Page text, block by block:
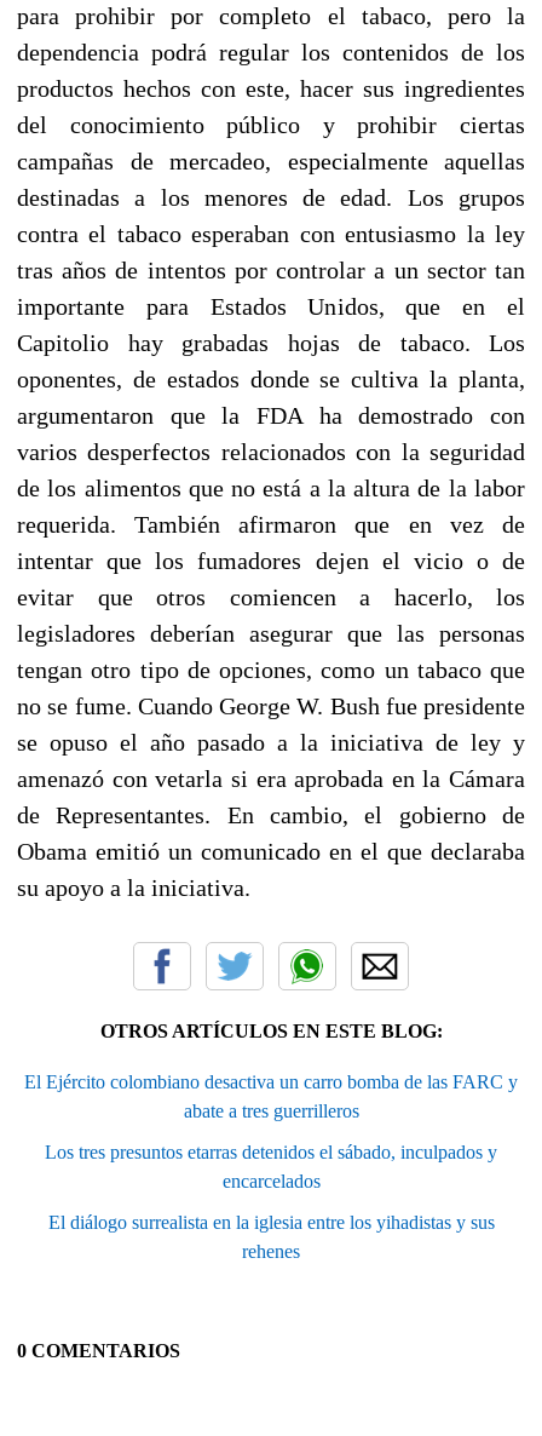
para prohibir por completo el tabaco, pero la
dependencia podrá regular los contenidos de los
productos hechos con este, hacer sus ingredientes
del conocimiento público y prohibir ciertas
campañas de mercadeo, especialmente aquellas
destinadas a los menores de edad. Los grupos
contra el tabaco esperaban con entusiasmo la ley
tras años de intentos por controlar a un sector tan
importante para Estados Unidos, que en el
Capitolio hay grabadas hojas de tabaco. Los
oponentes, de estados donde se cultiva la planta,
argumentaron que la FDA ha demostrado con
varios desperfectos relacionados con la seguridad
de los alimentos que no está a la altura de la labor
requerida. También afirmaron que en vez de
intentar que los fumadores dejen el vicio o de
evitar que otros comiencen a hacerlo, los
legisladores deberían asegurar que las personas
tengan otro tipo de opciones, como un tabaco que
no se fume. Cuando George W. Bush fue presidente
se opuso el año pasado a la iniciativa de ley y
amenazó con vetarla si era aprobada en la Cámara
de Representantes. En cambio, el gobierno de
Obama emitió un comunicado en el que declaraba
su apoyo a la iniciativa.
OTROS ARTÍCULOS EN ESTE BLOG:
El Ejército colombiano desactiva un carro bomba de las FARC y
abate a tres guerrilleros
Los tres presuntos etarras detenidos el sábado, inculpados y
encarcelados
El diálogo surrealista en la iglesia entre los yihadistas y sus
rehenes
0 COMENTARIOS